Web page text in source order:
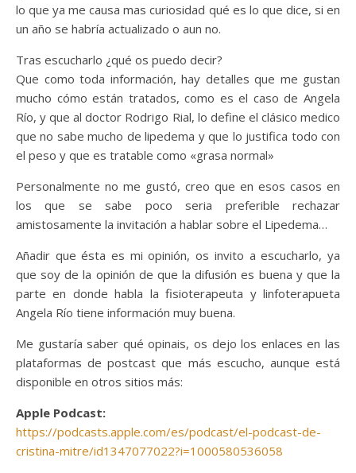
lo que ya me causa mas curiosidad qué es lo que dice, si en
un año se habría actualizado o aun no.
Tras escucharlo ¿qué os puedo decir?
Que como toda información, hay detalles que me gustan
mucho cómo están tratados, como es el caso de Angela
Río, y que al doctor Rodrigo Rial, lo define el clásico medico
que no sabe mucho de lipedema y que lo justifica todo con
el peso y que es tratable como «grasa normal»
Personalmente no me gustó, creo que en esos casos en
los que se sabe poco seria preferible rechazar
amistosamente la invitación a hablar sobre el Lipedema…
Añadir que ésta es mi opinión, os invito a escucharlo, ya
que soy de la opinión de que la difusión es buena y que la
parte en donde habla la fisioterapeuta y linfoterapueta
Angela Río tiene información muy buena.
Me gustaría saber qué opinais, os dejo los enlaces en las
plataformas de postcast que más escucho, aunque está
disponible en otros sitios más:
Apple Podcast:
https://podcasts.apple.com/es/podcast/el-podcast-de-
cristina-mitre/id1347077022?i=1000580536058